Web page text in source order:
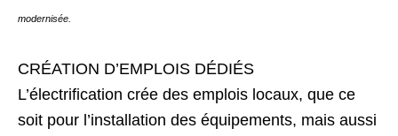
modernisée.
CRÉATION D’EMPLOIS DÉDIÉS
L’électrification crée des emplois locaux, que ce
soit pour l’installation des équipements, mais aussi